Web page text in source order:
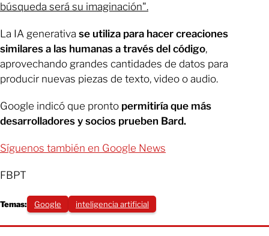
búsqueda será su imaginación".
La IA generativa se utiliza para hacer creaciones
similares a las humanas a través del código,
aprovechando grandes cantidades de datos para
producir nuevas piezas de texto, video o audio.
Google indicó que pronto permitiría que más
desarrolladores y socios prueben Bard.
Síguenos también en Google News
FBPT
Temas: Google inteligencia artificial